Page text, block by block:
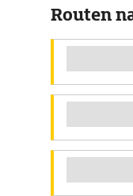
Routen